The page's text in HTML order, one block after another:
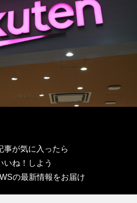
事が気に入ったら
いね！しよう
の最新情報をお届け